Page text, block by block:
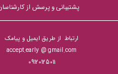
پشتیبانی و پرسش از
ارتباط از طریق ایمیل و پیامک
accept.early @ gmail.com
09120125011